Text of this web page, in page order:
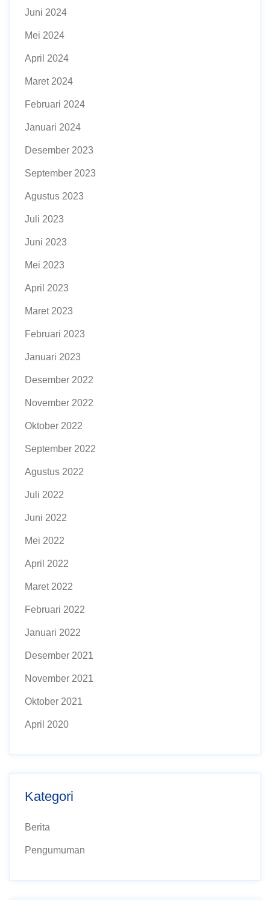
Juni 2024
Mei 2024
April 2024
Maret 2024
Februari 2024
Januari 2024
Desember 2023
September 2023
Agustus 2023
Juli 2023
Juni 2023
Mei 2023
April 2023
Maret 2023
Februari 2023
Januari 2023
Desember 2022
November 2022
Oktober 2022
September 2022
Agustus 2022
Juli 2022
Juni 2022
Mei 2022
April 2022
Maret 2022
Februari 2022
Januari 2022
Desember 2021
November 2021
Oktober 2021
April 2020
Kategori
Berita
Pengumuman